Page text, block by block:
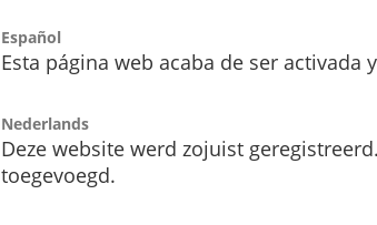
Español
Esta página web acaba de ser activada
Nederlands
Deze website werd zojuist
toegevoegd.